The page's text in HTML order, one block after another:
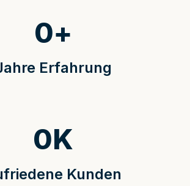
Erfahrung
0+
Kunden
0K